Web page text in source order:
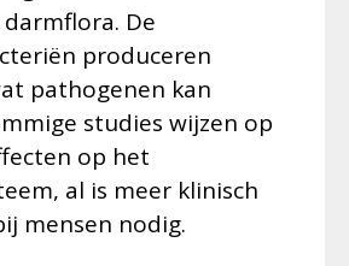
De
produceren
pathogenen kan
studies wijzen op
op het
al is meer klinisch
mensen nodig.